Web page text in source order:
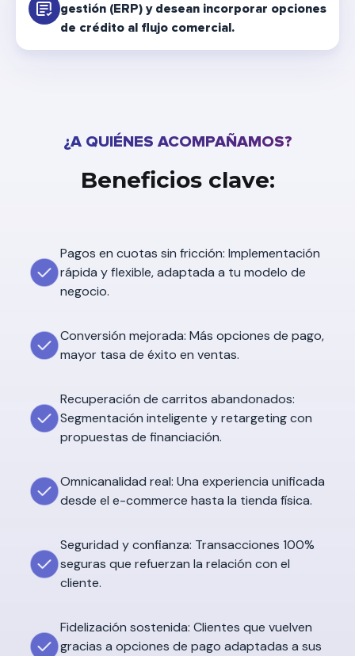
gestión (ERP) y desean incorporar opciones
de crédito al flujo comercial.
¿A QUIÉNES ACOMPAÑAMOS?
Beneficios clave:
Pagos en cuotas sin fricción: Implementación
rápida y flexible, adaptada a tu modelo de
negocio.
Conversión mejorada: Más opciones de pago,
mayor tasa de éxito en ventas.
Recuperación de carritos abandonados:
Segmentación inteligente y retargeting con
propuestas de financiación.
Omnicanalidad real: Una experiencia unificada
desde el e-commerce hasta la tienda física.
Seguridad y confianza: Transacciones 100%
seguras que refuerzan la relación con el
cliente.
Fidelización sostenida: Clientes que vuelven
gracias a opciones de pago adaptadas a sus